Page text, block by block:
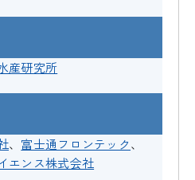
産研究所
、 富士通フロンテック、
エンス株式会社